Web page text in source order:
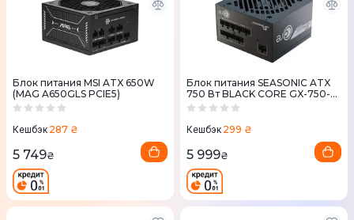
Блок питания MSI ATX 650W
(MAG A650GLS PCIE5)
Кешбэк 287 ₴
5 749₴
Блок питания SEASONIC ATX
750 Вт BLACK CORE GX-750-
ATX31
Кешбэк 299 ₴
5 999₴